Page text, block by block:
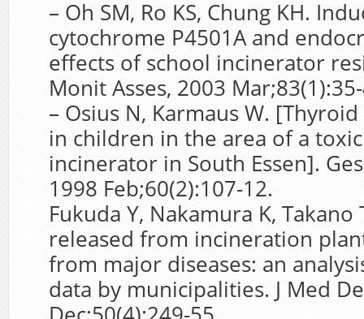
– Oh SM, Ro KS, Chung KH.
cytochrome P4501A and
effects of school incinerator
Monit Asses, 2003
– Osius N, Karmaus W.
in children in the area of a
incinerator in South Essen].
1998 Feb;60(2):107-12.
Fukuda Y, Nakamura K, Takano
released from incineration
from major diseases: an
data by municipalities. J Med